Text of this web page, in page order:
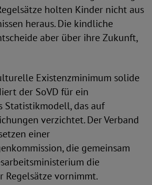
holten Kinder nicht aus
heraus. Die kindliche
aber über ihre Zukunft,
Existenzminimum solide
der SoVD für ein
Statistikmodell, das auf
verzichtet. Der Verband
einer
die gemeinsam
die
Regelsätze vornimmt.